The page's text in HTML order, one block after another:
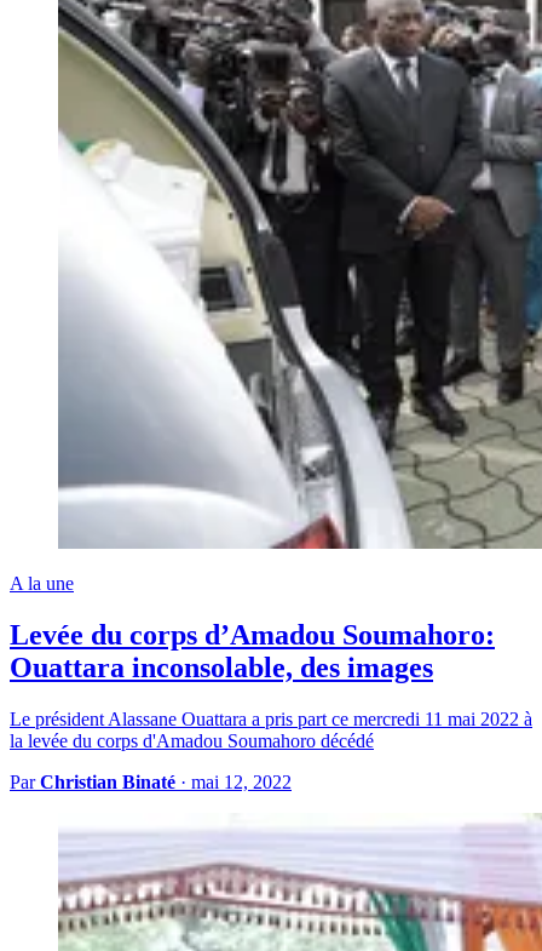
A la une
Levée du corps d’Amadou Soumahoro:
Ouattara inconsolable, des images
Le président Alassane Ouattara a pris part ce mercredi 11 mai 2022 à
la levée du corps d'Amadou Soumahoro décédé
ParChristian Binaté · mai 12, 2022